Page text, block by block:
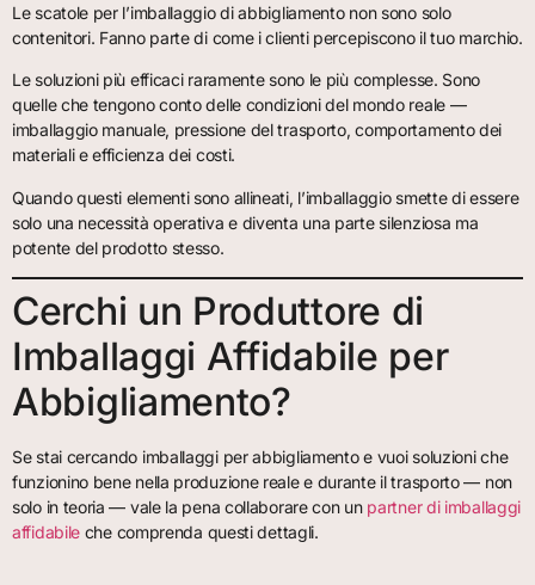
Le scatole per l’imballaggio di abbigliamento non sono solo
contenitori. Fanno parte di come i clienti percepiscono il tuo marchio.
Le soluzioni più efficaci raramente sono le più complesse. Sono
quelle che tengono conto delle condizioni del mondo reale —
imballaggio manuale, pressione del trasporto, comportamento dei
materiali e efficienza dei costi.
Quando questi elementi sono allineati, l’imballaggio smette di essere
solo una necessità operativa e diventa una parte silenziosa ma
potente del prodotto stesso.
Cerchi un Produttore di
Imballaggi Affidabile per
Abbigliamento?
Se stai cercando imballaggi per abbigliamento e vuoi soluzioni che
funzionino bene nella produzione reale e durante il trasporto — non
solo in teoria — vale la pena collaborare con un partner di imballaggi
affidabile che comprenda questi dettagli.